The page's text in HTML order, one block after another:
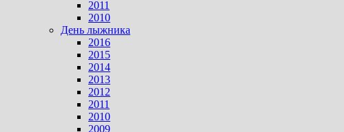
2011
2010
День лыжника
2016
2015
2014
2013
2012
2011
2010
2009